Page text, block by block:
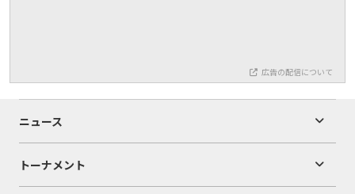
広告の配信について
ニュース
トーナメント